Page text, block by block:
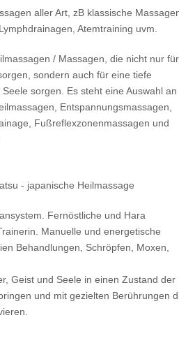
aller Art, zB klassische
Atemtraining uvm.
/ Massagen, die nicht nur für
sondern auch für eine tiefe
sorgen. Es steht eine Auswahl an
Entspannungsmassagen,
Fußreflexzonenmassagen und
- japanische Heilmassage
Fernöstliche und Hara
Manuelle und energetische
Behandlungen, Schröpfen, Moxen,
Geist und Seele in einen Zustand der
und mit gezielten Berührungen